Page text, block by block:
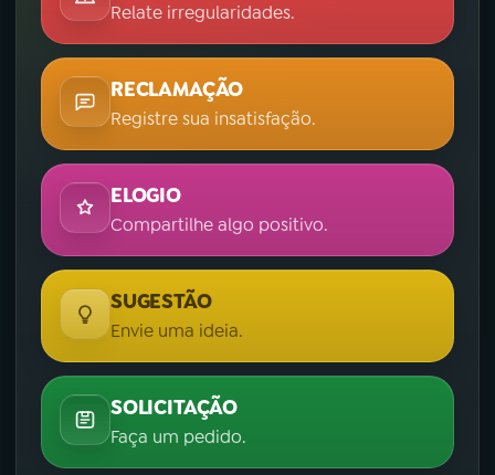
Relate irregularidades.
RECLAMAÇÃO
Registre sua insatisfação.
ELOGIO
Compartilhe algo positivo.
SUGESTÃO
Envie uma ideia.
SOLICITAÇÃO
Faça um pedido.